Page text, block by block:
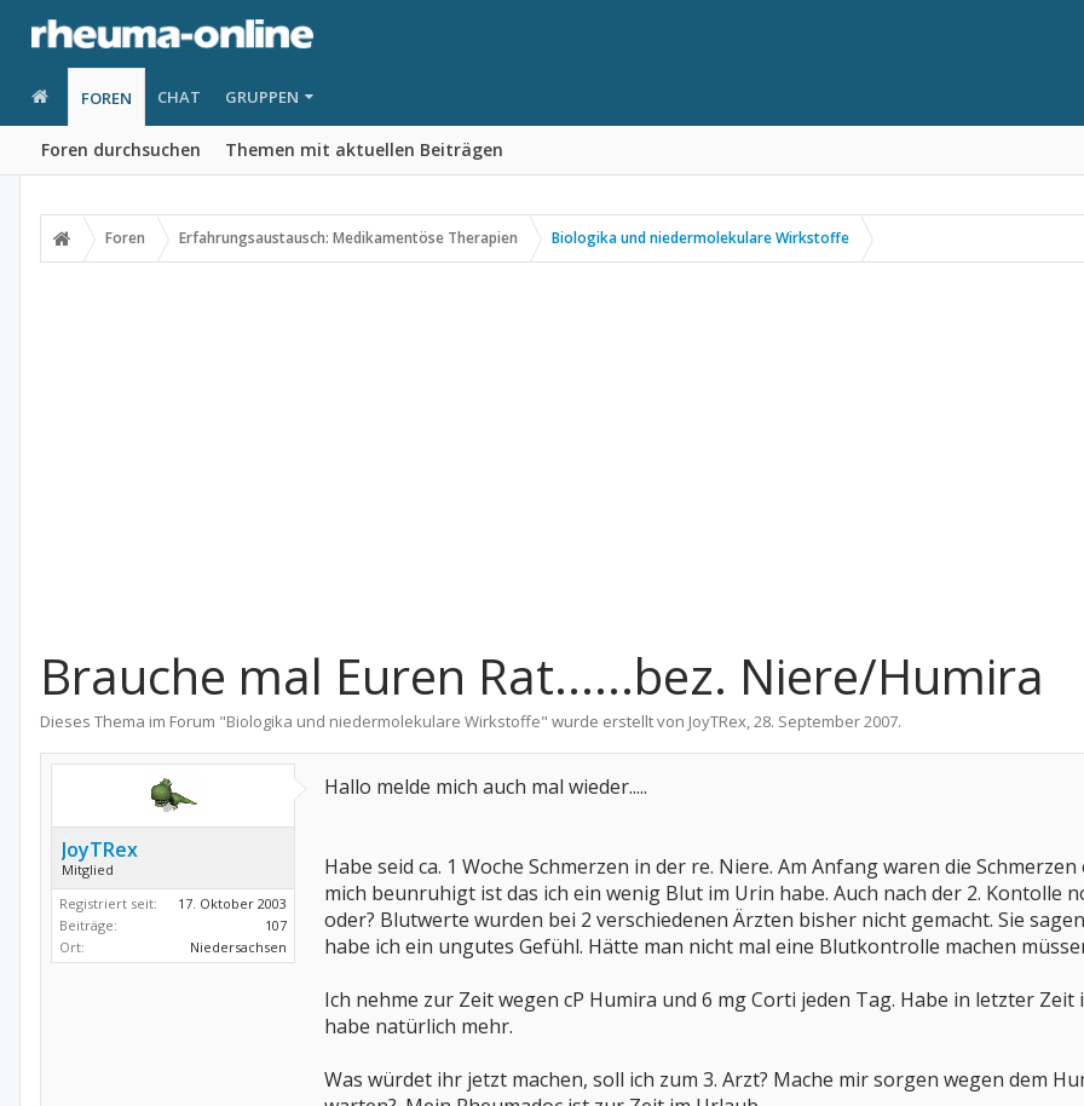
FOREN
Foren durchsuchen Themen mit aktuellen Beiträgen
CHAT GRUPPEN
Foren Erfahrungsaustausch: Medikamentöse Therapien Biologika und niedermolekulare Wirkstoffe
Brauche mal Euren Rat......bez. Niere/Humira
Dieses Thema im Forum "Biologika und niedermolekulare Wirkstoffe" wurde erstellt von JoyTRex,28. September 2007.
JoyTRex
Mitglied
Registriert seit:
17. Oktober 2003
Beiträge:
107
Ort:
Niedersachsen
Hallo melde mich auch mal wieder.....
Habe seid ca. 1 Woche Schmerzen in der re. Niere. Am Anfang waren die
mich beunruhigt ist das ich ein wenig Blut im Urin habe. Auch nach der 2. Kontolle
oder? Blutwerte wurden bei 2 verschiedenen Ärzten bisher nicht gemacht. Sie
habe ich ein ungutes Gefühl. Hätte man nicht mal eine Blutkontrolle machen
Ich nehme zur Zeit wegen cP Humira und 6 mg Corti jeden Tag. Habe in letzter
habe natürlich mehr.
Was würdet ihr jetzt machen, soll ich zum 3. Arzt? Mache mir sorgen wegen dem